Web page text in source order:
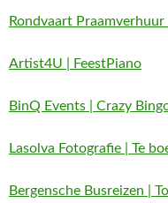
Rondvaart Praamverhuur
Artist4U | FeestPiano
BinQ Events | Crazy
Lasolva Fotografie | Te
Bergensche Busreizen |